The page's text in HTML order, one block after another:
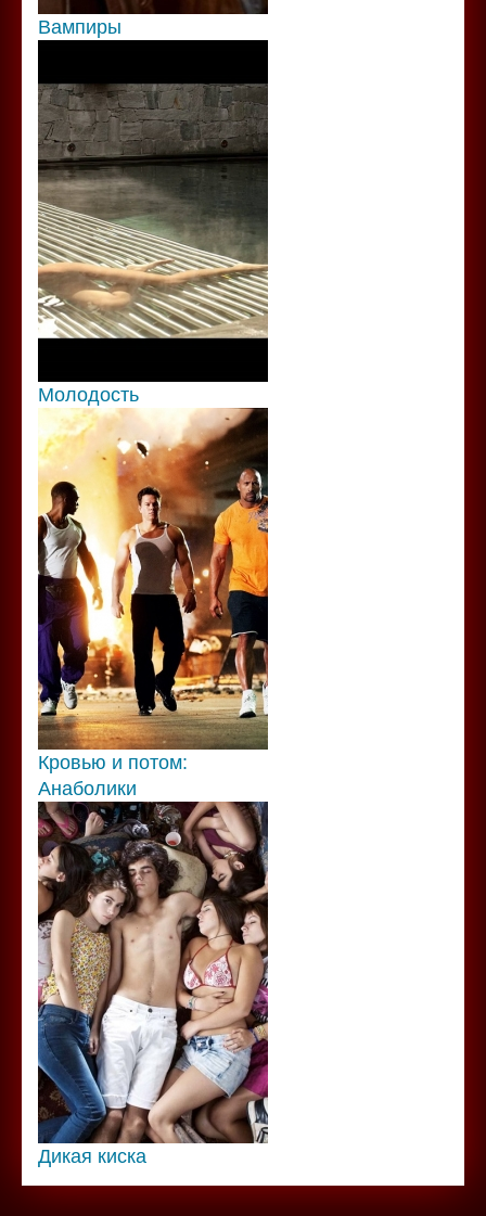
Вампиры
Молодость
Кровью и потом:
Анаболики
Дикая киска